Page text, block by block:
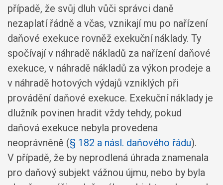
případě, že svůj dluh vůči správci daně
nezaplatí řádně a včas, vznikají mu po nařízení
daňové exekuce rovněž exekuční náklady. Ty
spočívají v náhradě nákladů za nařízení daňové
exekuce, v náhradě nákladů za výkon prodeje a
v náhradě hotových výdajů vzniklých při
provádění daňové exekuce. Exekuční náklady je
dlužník povinen hradit vždy tehdy, pokud
daňová exekuce nebyla provedena
neoprávněně (§ 182 a násl. daňového řádu).
V případě, že by neprodlená úhrada znamenala
pro daňový subjekt vážnou újmu, nebo by byla